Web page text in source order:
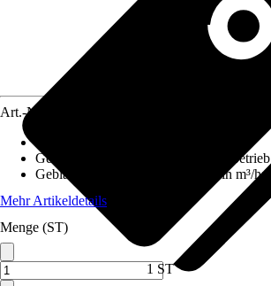
Art.-Nr.
Geeignet für
Abluftbetrieb, Umluftbetrieb
Gebläseleistung im Abluftbetrieb in m³/h:
Mehr Artikeldetails
Menge (ST)
1 ST